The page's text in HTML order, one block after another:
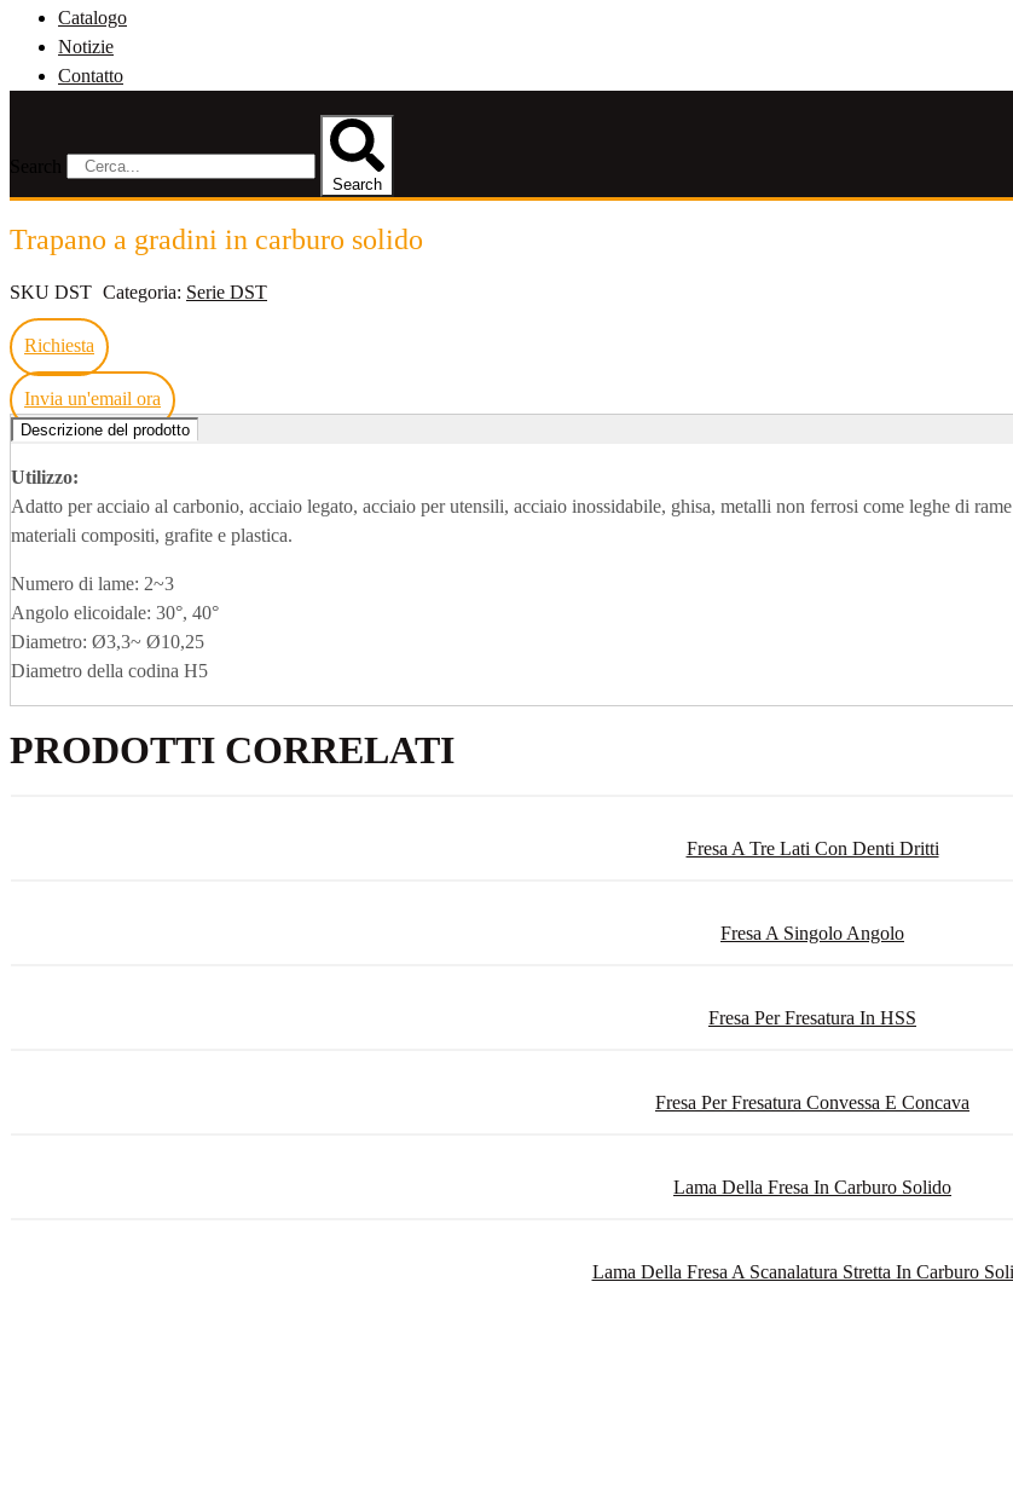
Catalogo
Notizie
Contatto
Search
Trapano a gradini in carburo solido
SKU DST Categoria: Serie DST
Richiesta
Invia un'email ora
Descrizione del prodotto
Utilizzo:
Adatto per acciaio al carbonio, acciaio legato, acciaio per utensili, acciaio inossidabile, ghisa, metalli non ferrosi come leghe di
materiali compositi, grafite e plastica.
Numero di lame: 2~3
Angolo elicoidale: 30°, 40°
Diametro: Ø3,3~ Ø10,25
Diametro della codina H5
PRODOTTI CORRELATI
Fresa A Tre Lati Con Denti Dritti
Fresa A Singolo Angolo
Fresa Per Fresatura In HSS
Fresa Per Fresatura Convessa E Concava
Lama Della Fresa In Carburo Solido
Lama Della Fresa A Scanalatura Stretta In Carburo